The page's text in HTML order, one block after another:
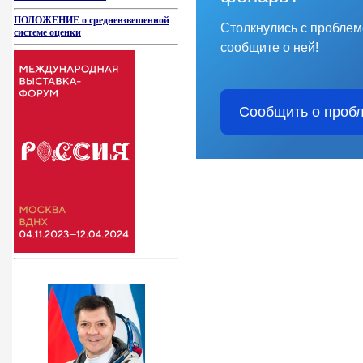
ПОЛОЖЕНИЕ о средневзвешенной
системе оценки
Столкнулись с
сообщите о ней!
Сообщить о